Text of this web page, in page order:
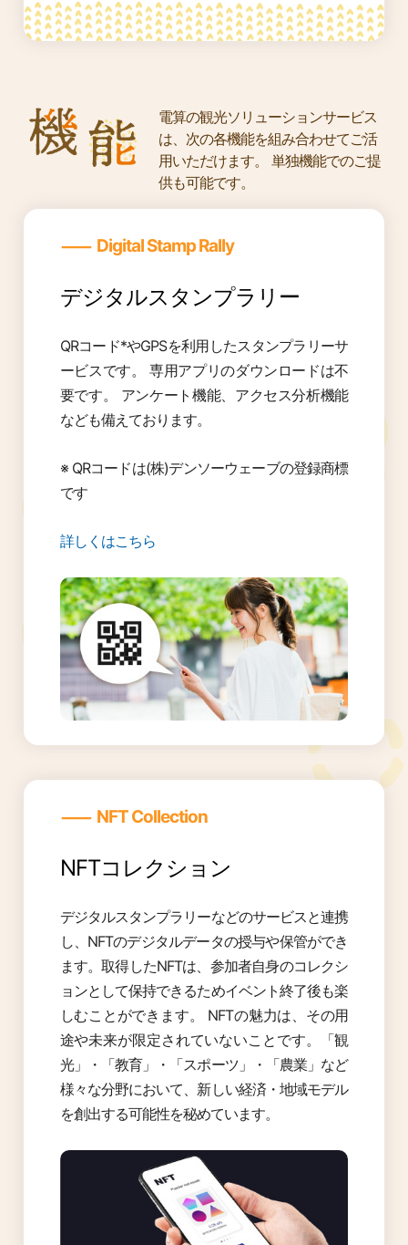
電算の観光ソリューションサービス
は、次の各機能を組み合わせてご活
用いただけます。
単独機能でのご提
供も可能です。
― Digital Stamp Rally
デジタルスタンプラリー
QRコード*やGPSを利用したスタンプラリーサ
ービスです。
専用アプリのダウンロードは不
要です。
アンケート機能、アクセス分析機能
なども備えております。
※ QRコードは(株)デンソーウェーブの登録商標
です
詳しくはこちら
― NFT Collection
NFTコレクション
デジタルスタンプラリーなどのサービスと連携
し、NFTのデジタルデータの授与や保管ができ
ます。取得したNFTは、参加者自身のコレクシ
ョンとして保持できるためイベント終了後も楽
しむことができます。 NFTの魅力は、その用
途や未来が限定されていないことです。「観
光」・「教育」・「スポーツ」・「農業」など
様々な分野において、新しい経済・地域モデル
を創出する可能性を秘めています。